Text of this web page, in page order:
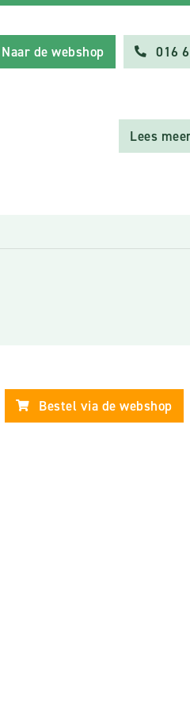
Naar de webshop 016
Lees
Bestel via de webshop